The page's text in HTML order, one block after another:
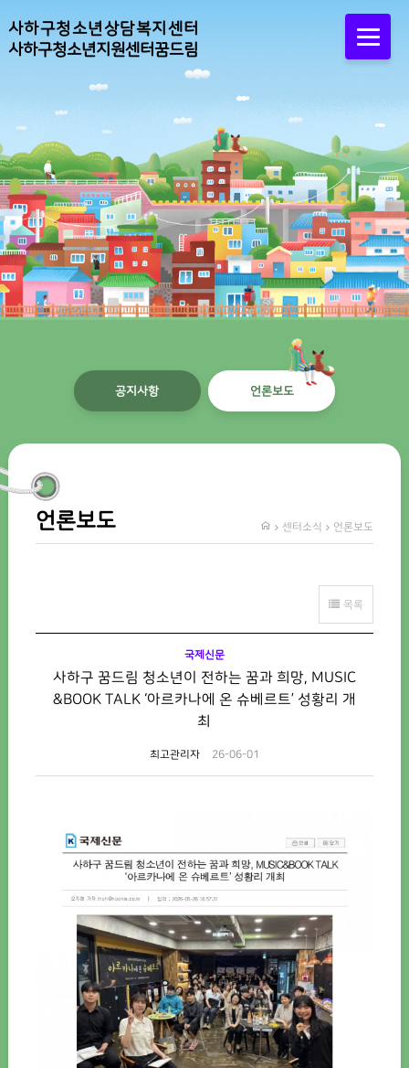
사하구청소년상담복지센터
사하구청소년지원센터꿈드림
공지사항 언론보도
언론보도 센터소식 언론보도
목록
국제신문
사하구 꿈드림 청소년이 전하는 꿈과 희망, MUSIC
&BOOK TALK ‘아르카나에 온 슈베르트’ 성황리 개
최
최고관리자 26-06-01